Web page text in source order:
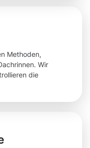
Methoden,
Wir
die